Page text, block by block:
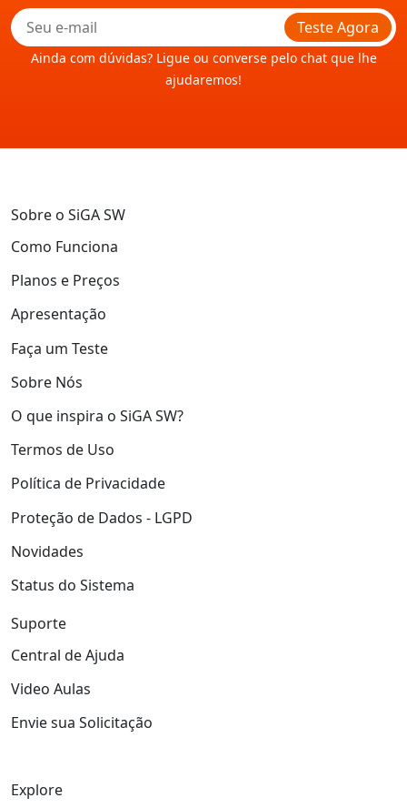
Teste Agora
Ainda com dúvidas? Ligue ou converse pelo chat que lhe
ajudaremos!
Sobre o SiGA SW
Como Funciona
Planos e Preços
Apresentação
Faça um Teste
Sobre Nós
O que inspira o SiGA SW?
Termos de Uso
Política de Privacidade
Proteção de Dados - LGPD
Novidades
Status do Sistema
Suporte
Central de Ajuda
Video Aulas
Envie sua Solicitação
Explore